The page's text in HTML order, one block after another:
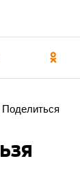
Поделиться